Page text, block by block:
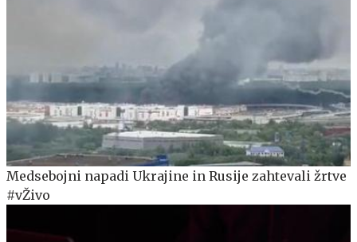
Medsebojni napadi Ukrajine in Rusije zahtevali žrtve
#vŽivo